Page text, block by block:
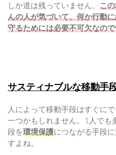
しか道は残っていません。
こ
んの人が気づいて、何か行動
守るためには必要不可欠なので
サスティナブルな移動手
人によって移動手段はすぐに
一つかもしれません。1人でも
段を環境保護につながる手段
すよね。